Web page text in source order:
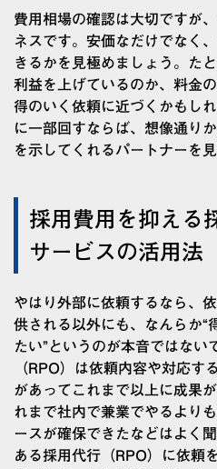
費用相場の確認は大切ですが
ネスです。安価なだけでなく
きるかを見極めましょう。た
利益を上げているのか、料金
得のいく依頼に近づくかもし
に一部回すならば、想像通り
を示してくれるパートナーを
採用費用を抑える
サービスの活用法
やはり外部に依頼するなら、
供される以外にも、
なんらか“
たい”というのが本音ではない
（RPO）は依頼内容や対応す
があってこれまで以上に成果
れまで社内で兼業でやるより
ースが確保できたなどはよく
ある採用代行（RPO）に依頼